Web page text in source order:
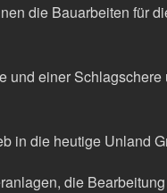
die Bauarbeiten für
einer
in die heutige Unland
die